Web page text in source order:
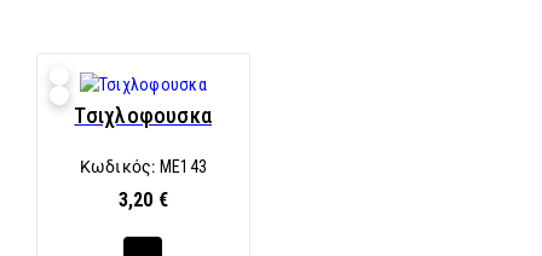
Τσιχλοφουσκα
Κωδικός: ME143
3,20 €